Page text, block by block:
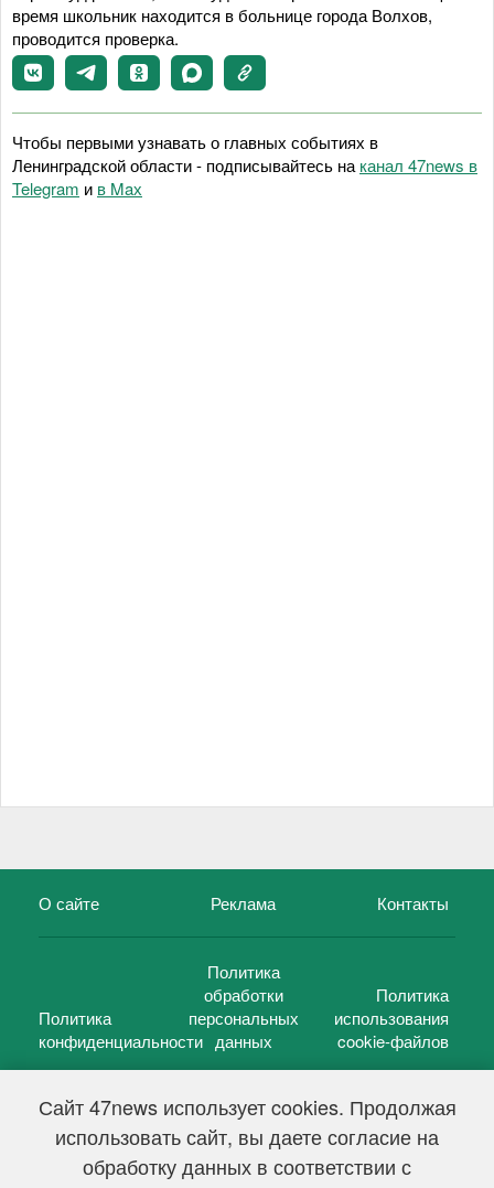
Сайт 47news использует cookies. Продолжая
использовать сайт, вы даете согласие на
обработку данных в соответствии с
время школьник находится в больнице города Волхов,
проводится проверка.
Чтобы первыми узнавать о главных событиях в
Ленинградской области - подписывайтесь на канал 47news в
Telegram и в Maх
О сайте Реклама Контакты
Политика
конфиденциальности
Политика
обработки
персональных
данных
Политика
использования
cookie-файлов
47 новостей (47 news)2005 — 2026 г.
Свидетельство о регистрации СМИ Эл № ФС 77-39848, выдано